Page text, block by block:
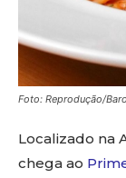
Foto: Reprodução/
Localizado na
chega ao